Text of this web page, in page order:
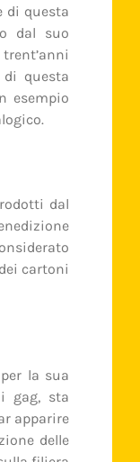
di questa
dal suo
questa
esempio
dal
cartoni
la sua
gag, sta
apparire
delle